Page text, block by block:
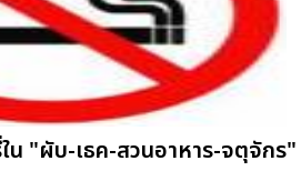
น "ผับ-เธค-สวนอาหาร-จตุจักร"